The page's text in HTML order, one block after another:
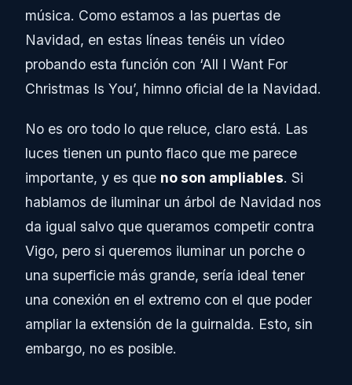
música. Como estamos a las puertas de
Navidad, en estas líneas tenéis un vídeo
probando esta función con ‘All I Want For
Christmas Is You’, himno oficial de la Navidad.
No es oro todo lo que reluce, claro está. Las
luces tienen un punto flaco que me parece
importante, y es que no son ampliables. Si
hablamos de iluminar un árbol de Navidad nos
da igual salvo que queramos competir contra
Vigo, pero si queremos iluminar un porche o
una superficie más grande, sería ideal tener
una conexión en el extremo con el que poder
ampliar la extensión de la guirnalda. Esto, sin
embargo, no es posible.